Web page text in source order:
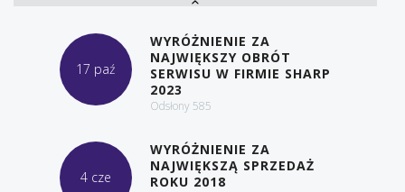
17 paź
WYRÓŻNIENIE ZA
NAJWIĘKSZY OBRÓT
SERWISU W FIRMIE SHARP
2023
Odsłony 585
4 cze
WYRÓŻNIENIE ZA
NAJWIĘKSZĄ SPRZEDAŻ
ROKU 2018